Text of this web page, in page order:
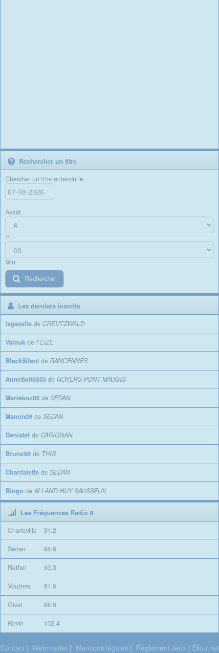
Rechercher un titre
Chercher un titre entendu le
Avant
H
Min
Rechercher
Les derniers inscrits
lagazelle de CREUTZWALD
Valouk de FLIZE
BlackSilent de RANCENNES
AnneSo08350 de NOYERS-PONT-MAUGIS
Marieboc08 de SEDAN
Manon09 de SEDAN
Denistel de CARIGNAN
Bruno08 de THIS
Chantalette de SEDAN
Bingo de ALLAND HUY SAUSSEUIL
Les Fréquences Radio 8
Charleville
91.2
Sedan 98.6
Rethel 93.3
Vouziers 91.6
Givet 88.6
Revin 102.4
Contact| Webmaster| Mentions légales | Règlement Jeux | Eliou.net